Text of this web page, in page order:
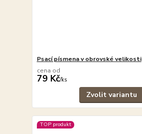
Psací písmena v obrovské velikosti
cena od
79 Kč/ks
Zvolit variantu
TOP produkt